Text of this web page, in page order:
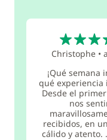
Christophe •
¡Qué semana
qué experiencia
Desde el
nos
recibidos, en
cálido y atento.